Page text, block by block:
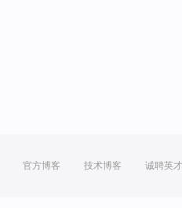
官方博客 技术博客 诚聘英才